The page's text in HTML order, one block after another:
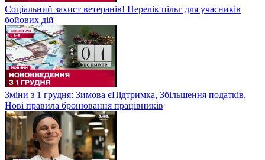
Соціальний захист ветеранів! Перелік пільг для учасників
бойових дій
Зміни з 1 грудня: Зимова єПідтримка, Збільшення податків,
Нові правила бронювання працівників